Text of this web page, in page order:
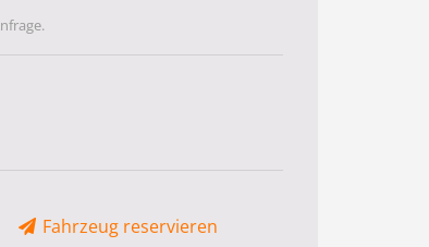
Fahrzeug reservieren